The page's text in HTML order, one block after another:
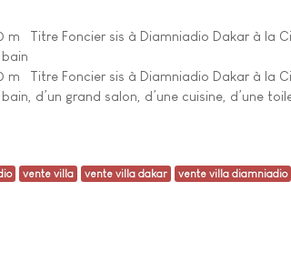
Titre Foncier sis à Diamniadio Dakar à la
Titre Foncier sis à Diamniadio Dakar à la
d’un grand salon, d’une cuisine, d’une
vente villa vente villa dakar vente villa diamniadio